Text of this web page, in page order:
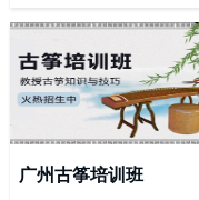
广州古筝培训班